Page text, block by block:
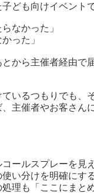
ども向けイベントで
なかった」
った」
から主催者経由で
いるつもりでも、
主催者やお客さん
コールスプレーを見
い分けを明確にする
処理も「ここにまと